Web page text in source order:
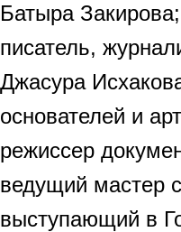
Батыра
писатель,
Джасура
основателей и
режиссер
ведущий мастер
выступающий в